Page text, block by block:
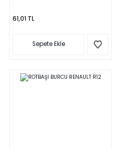
61,01 TL
Sepete Ekle